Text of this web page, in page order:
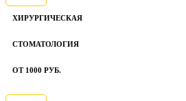
ХИРУРГИЧЕСКАЯ
СТОМАТОЛОГИЯ
ОТ 1000 РУБ.